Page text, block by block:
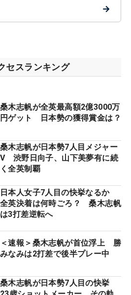
→
セスランキング
桑木志帆が全英最高額2億3000万
円ゲット 日本勢の獲得賞金は？
桑木志帆が日本勢7人目メジャー
V 渋野日向子、山下美夢有に続
く全英制覇
日本人女子7人目の快挙なるか
全英決着は何時ごろ？ 桑木志帆
は3打差逆転へ
＜速報＞桑木志帆が首位浮上 勝
みなみは2打差で後半プレー中
桑木志帆が日本勢7人目の快挙